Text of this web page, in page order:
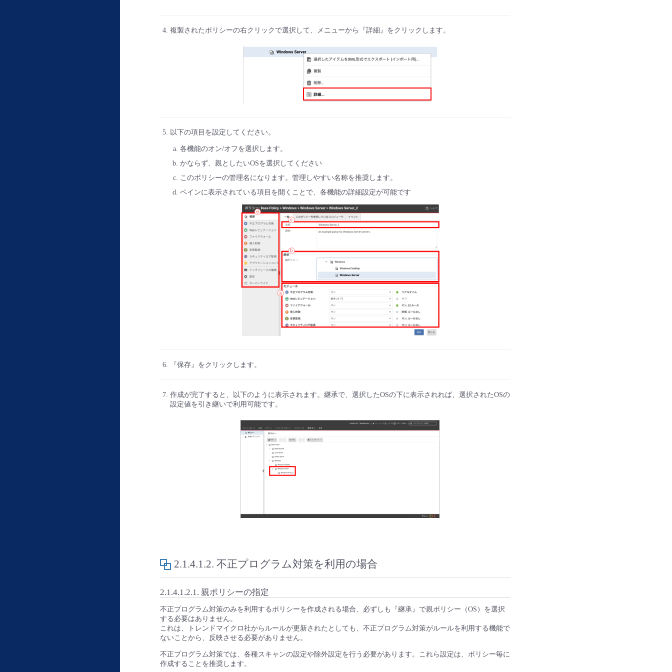
複製されたポリシーの右クリックで選択して、メニューから『詳細』をクリックします。
以下の項目を設定してください。
各機能のオン/オフを選択します。
かならず、親としたいOSを選択してください
このポリシーの管理名になります。管理しやすい名称を推奨します。
ペインに表示されている項目を開くことで、各機能の詳細設定が可能です
『保存』をクリックします。
作成が完了すると、以下のように表示されます。継承で、選択したOSの下に表示されれば、選択されたOSの
設定値を引き継いで利用可能です。
2.1.4.1.2. 不正プログラム対策を利用の場合
2.1.4.1.2.1. 親ポリシーの指定
不正プログラム対策のみを利用するポリシーを作成される場合、必ずしも『継承』で親ポリシー（OS）を選択
する必要はありません。
これは、トレンドマイクロ社からルールが更新されたとしても、不正プログラム対策がルールを利用する機能で
ないことから、反映させる必要がありません。
不正プログラム対策では、各種スキャンの設定や除外設定を行う必要があります。これら設定は、ポリシー毎に
作成することを推奨します。